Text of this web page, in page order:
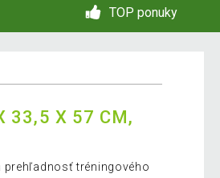
TOP ponuky
33,5 X 57 CM,
prehľadnosť tréningového